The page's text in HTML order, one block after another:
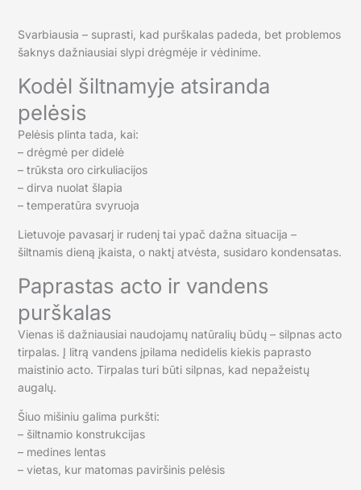
Svarbiausia – suprasti, kad purškalas padeda, bet problemos
šaknys dažniausiai slypi drėgmėje ir vėdinime.
Kodėl šiltnamyje atsiranda
pelėsis
Pelėsis plinta tada, kai:
– drėgmė per didelė
– trūksta oro cirkuliacijos
– dirva nuolat šlapia
– temperatūra svyruoja
Lietuvoje pavasarį ir rudenį tai ypač dažna situacija –
šiltnamis dieną įkaista, o naktį atvėsta, susidaro kondensatas.
Paprastas acto ir vandens
purškalas
Vienas iš dažniausiai naudojamų natūralių būdų – silpnas acto
tirpalas. Į litrą vandens įpilama nedidelis kiekis paprasto
maistinio acto. Tirpalas turi būti silpnas, kad nepažeistų
augalų.
Šiuo mišiniu galima purkšti:
– šiltnamio konstrukcijas
– medines lentas
– vietas, kur matomas paviršinis pelėsis